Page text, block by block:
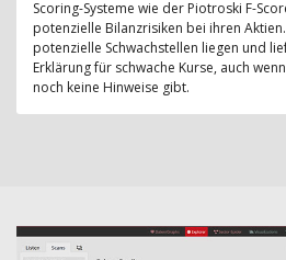
Scoring-Systeme wie der Piotroski F-
potenzielle Bilanzrisiken bei ihren
potenzielle Schwachstellen liegen und
Erklärung für schwache Kurse, auch
noch keine Hinweise gibt.